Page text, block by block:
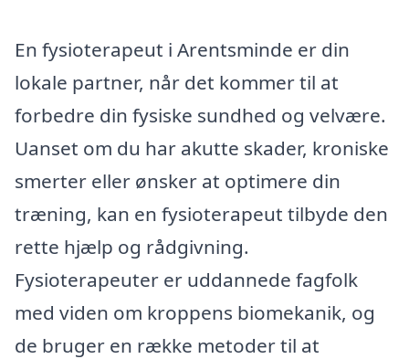
En fysioterapeut i Arentsminde er din
lokale partner, når det kommer til at
forbedre din fysiske sundhed og velvære.
Uanset om du har akutte skader, kroniske
smerter eller ønsker at optimere din
træning, kan en fysioterapeut tilbyde den
rette hjælp og rådgivning.
Fysioterapeuter er uddannede fagfolk
med viden om kroppens biomekanik, og
de bruger en række metoder til at